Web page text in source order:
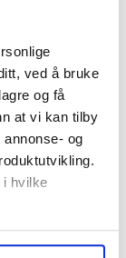
ved å bruke
og få
at vi kan tilby
og
i hvilke
personlige